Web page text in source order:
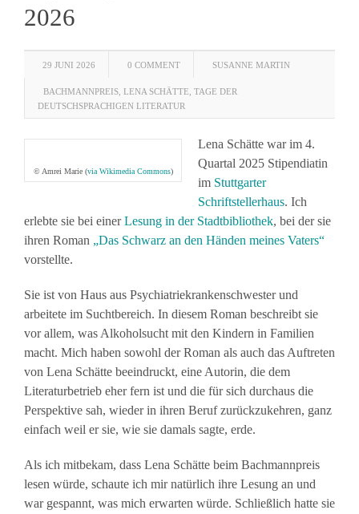
2026
29 JUNI 2026 0 COMMENT SUSANNE MARTIN
BACHMANNPREIS LENA SCHÄTTE TAGE DER
DEUTSCHSPRACHIGEN LITERATUR
© Amrei Marie (via Wikimedia Commons)
Lena Schätte war im 4.
Quartal 2025 Stipendiatin
im Stuttgarter
Schriftstellerhaus. Ich
erlebte sie bei einerLesung in der Stadtbibliothek, bei der sie
ihren Roman „Das Schwarz an den Händen meines Vaters“
vorstellte.
Sie ist von Haus aus Psychiatriekrankenschwester und
arbeitete im Suchtbereich. In diesem Roman beschreibt sie
vor allem, was Alkoholsucht mit den Kindern in Familien
macht. Mich haben sowohl der Roman als auch das Auftreten
von Lena Schätte beeindruckt, eine Autorin, die dem
Literaturbetrieb eher fern ist und die für sich durchaus die
Perspektive sah, wieder in ihren Beruf zurückzukehren, ganz
einfach weil er sie, wie sie damals sagte, erde.
Als ich mitbekam, dass Lena Schätte beim Bachmannpreis
lesen würde, schaute ich mir natürlich ihre Lesung an und
war gespannt, was mich erwarten würde. Schließlich hatte sie